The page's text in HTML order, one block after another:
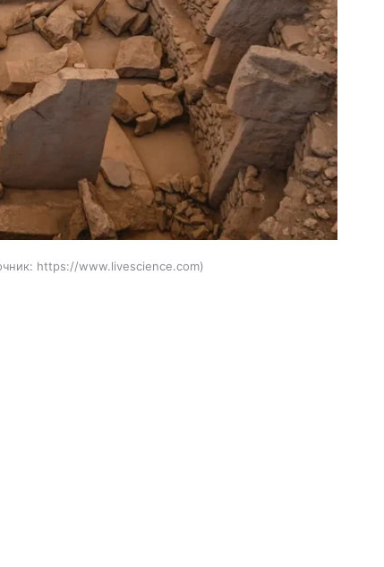
https://www.livescience.com